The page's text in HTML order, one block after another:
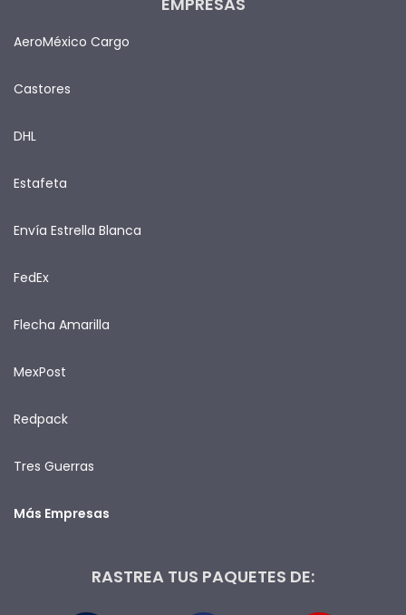
AeroMéxico Cargo
Castores
DHL
Estafeta
Envía Estrella Blanca
FedEx
Flecha Amarilla
MexPost
Redpack
Tres Guerras
Más Empresas
RASTREA TUS PAQUETES DE: